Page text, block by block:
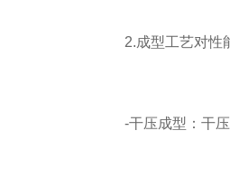
2.成型工艺对性
-干压成型：干压